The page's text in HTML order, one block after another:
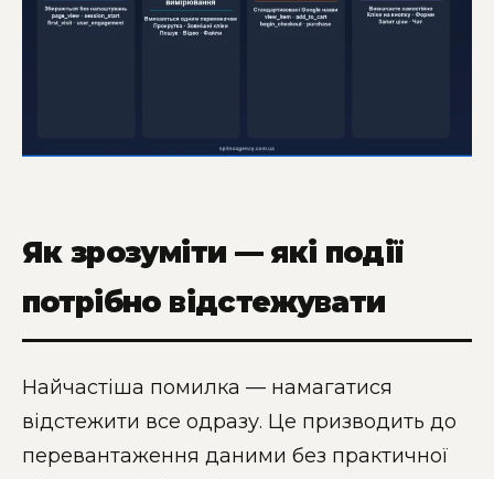
Як зрозуміти — які події
потрібно відстежувати
Найчастіша помилка — намагатися
відстежити все одразу. Це призводить до
перевантаження даними без практичної